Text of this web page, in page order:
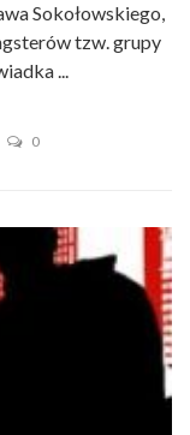
Sokołowskiego,
tzw. grupy
...
0